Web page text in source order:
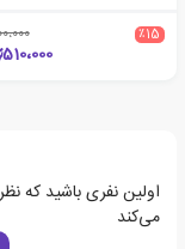
٪15
510،000
اولین نفری باشید که
می‌کند